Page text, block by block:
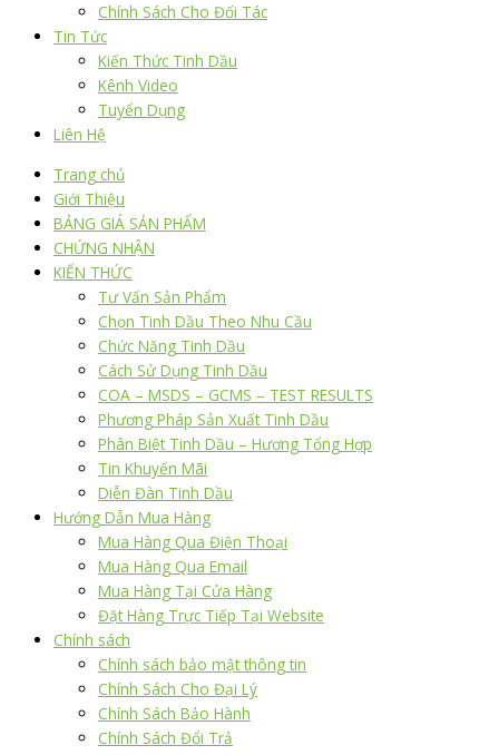
Chính Sách Cho Đối Tác
Tin Tức
Kiến Thức Tinh Dầu
Kênh Video
Tuyển Dụng
Liên Hệ
Trang chủ
Giới Thiệu
BẢNG GIÁ SẢN PHẨM
CHỨNG NHẬN
KIẾN THỨC
Tư Vấn Sản Phẩm
Chọn Tinh Dầu Theo Nhu Cầu
Chức Năng Tinh Dầu
Cách Sử Dụng Tinh Dầu
COA – MSDS – GCMS – TEST RESULTS
Phương Pháp Sản Xuất Tinh Dầu
Phân Biệt Tinh Dầu – Hương Tổng Hợp
Tin Khuyến Mãi
Diễn Đàn Tinh Dầu
Hướng Dẫn Mua Hàng
Mua Hàng Qua Điện Thoại
Mua Hàng Qua Email
Mua Hàng Tại Cửa Hàng
Đặt Hàng Trực Tiếp Tại Website
Chính sách
Chính sách bảo mật thông tin
Chính Sách Cho Đại Lý
Chính Sách Bảo Hành
Chính Sách Đổi Trả